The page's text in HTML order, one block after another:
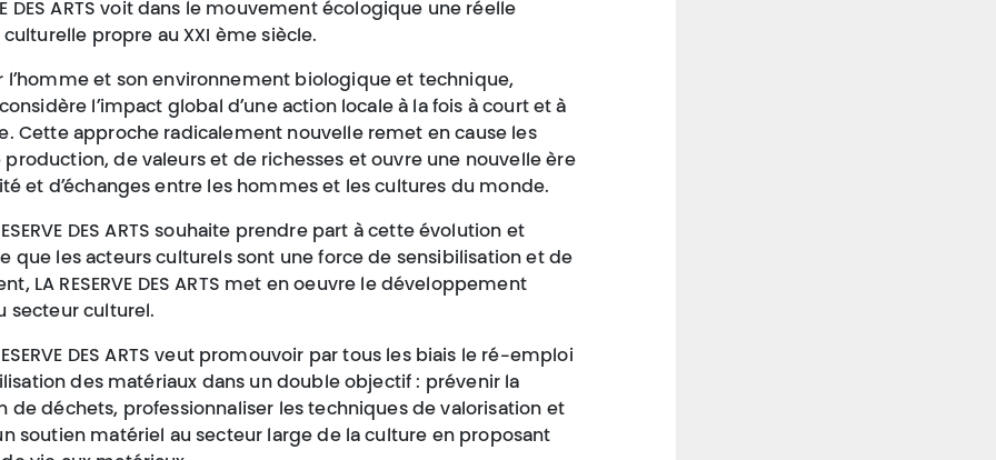
DES ARTS voit dans le mouvement écologique une réelle
propre au XXI ème siècle.
l’homme et son environnement biologique et technique,
considère l’impact global d’une action locale à la fois à court et à
Cette approche radicalement nouvelle remet en cause les
production, de valeurs et de richesses et ouvre une nouvelle ère
et d’échanges entre les hommes et les cultures du monde.
DES ARTS souhaite prendre part à cette évolution et
que les acteurs culturels sont une force de sensibilisation et de
LA RESERVE DES ARTS met en oeuvre le développement
secteur culturel.
DES ARTS veut promouvoir par tous les biais le ré-emploi
des matériaux dans un double objectif : prévenir la
de déchets, professionnaliser les techniques de valorisation et
soutien matériel au secteur large de la culture en proposant